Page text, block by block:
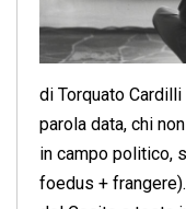
di Torquato
parola data, chi
in campo politico,
foedus +